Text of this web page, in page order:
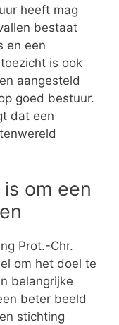
heeft mag
bestaat
en een
is ook
aangesteld
goed bestuur.
dat een
om een
Prot.-Chr.
om het doel te
belangrijke
beter beeld
stichting